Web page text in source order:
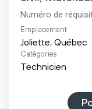
Numéro de
Emplacement
Catégories
Technicien